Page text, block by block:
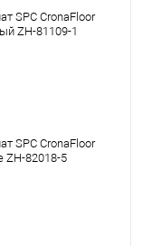
SPC CronaFloor
ZH-81109-1
SPC CronaFloor
ZH-82018-5